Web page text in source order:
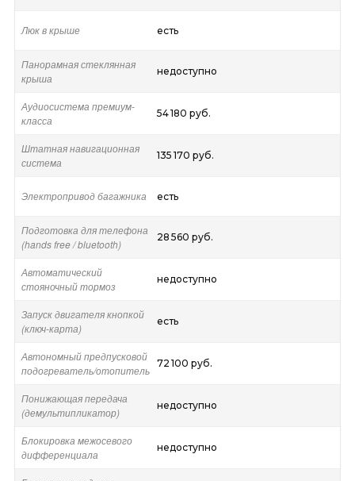
Люк в крыше есть
Панорамная стеклянная
крыша
недоступно
Аудиосистема премиум-
класса
54 180 руб.
Штатная навигационная
система
135 170 руб.
Электропривод багажника есть
Подготовка для телефона
(hands free / bluetooth)
28 560 руб.
Автоматический
стояночный тормоз
недоступно
Запуск двигателя кнопкой
(ключ-карта)
есть
Автономный предпусковой
подогреватель/отопитель
72 100 руб.
Понижающая передача
(демультипликатор)
недоступно
Блокировка межосевого
дифференциала
недоступно